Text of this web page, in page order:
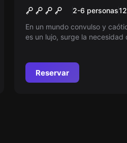
Nuevo
LA VIDA2-6 personas12
En un mundo convulso y
es un lujo, surge la necesidad
aventura te espera, y el
Reservar